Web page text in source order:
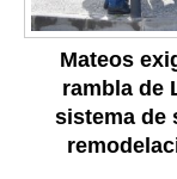
Mateos
rambla de
sistema de